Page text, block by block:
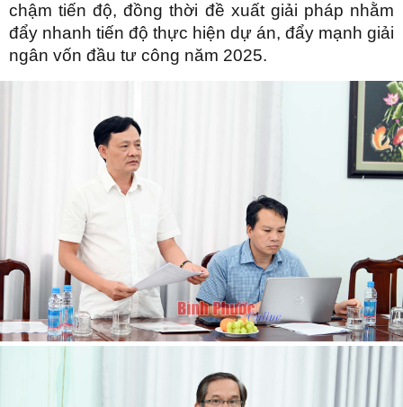
chậm tiến độ, đồng thời đề xuất giải pháp nhằm
đẩy nhanh tiến độ thực hiện dự án, đẩy mạnh giải
ngân vốn đầu tư công năm 2025.